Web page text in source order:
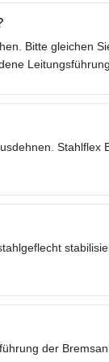
Bitte gleichen
der